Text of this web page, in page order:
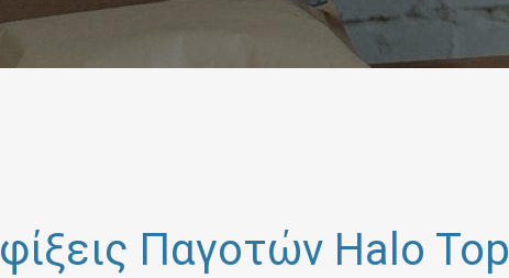
Παγοτών Halo Top